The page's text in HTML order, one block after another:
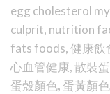
egg cholesterol
culprit, nutrition
fats foods,健康飲
心血管健康,散裝蛋
蛋殼顏色, 蛋黃顏色